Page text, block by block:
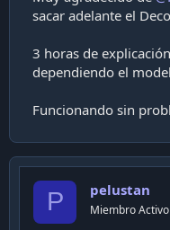
sacar adelante el
3 horas de
dependiendo el
Funcionando sin
P pelustan
Miembro Activo